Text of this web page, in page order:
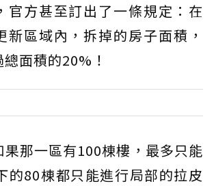
官方甚至訂出了一條規定：在
新區域內，拆掉的房子面積，
面積的20%！
那一區有100棟樓，最多只能
的80棟都只能進行局部的拉皮